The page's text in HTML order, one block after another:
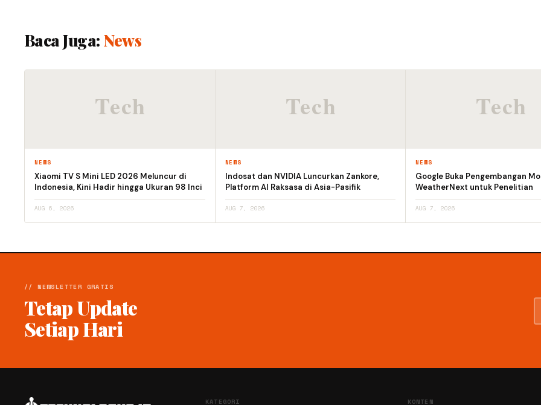
Baca Juga: News
NEWS
Xiaomi TV S Mini LED 2026 Meluncur di
Indonesia, Kini Hadir hingga Ukuran 98 Inci
AUG 6, 2026
NEWS
Indosat dan NVIDIA Luncurkan Zankore,
Platform AI Raksasa di Asia-Pasifik
AUG 7, 2026
NEWS
Google Buka Pengembangan
WeatherNext untuk Penelitian
AUG 7, 2026
// NEWSLETTER GRATIS
Tetap Update
Setiap Hari
KATEGORI KONTEN